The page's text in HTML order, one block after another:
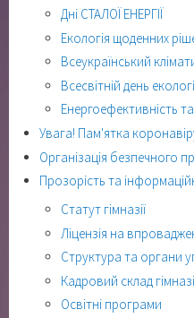
Дні СТАЛОЇ ЕНЕРГІЇ
Екологія щоденних
Всеукраїнський
Всесвітній день
Енергоефективність
Увага! Пам'ятка
Організація безпечного
Прозорість та
Статут гімназії
Ліцензія на
Структура та органи
Кадровий склад
Освітні програми